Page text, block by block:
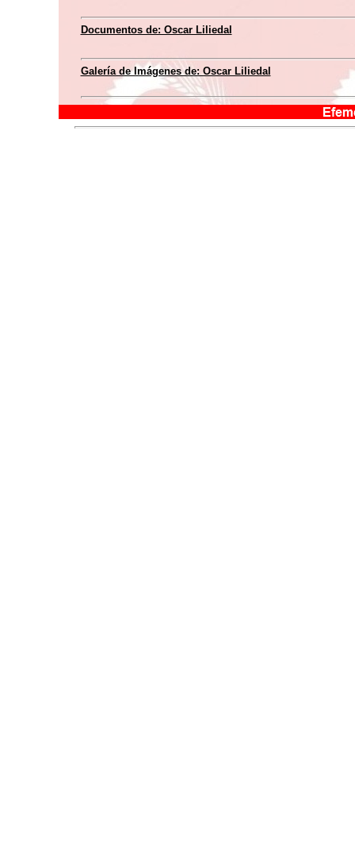
Documentos de: Oscar Liliedal
Galería de Imágenes de: Oscar Liliedal